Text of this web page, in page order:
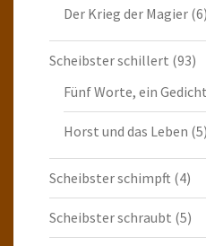
Der Krieg der Magier (6)
Scheibster schillert (93)
Fünf Worte, ein Gedicht
Horst und das Leben (5)
Scheibster schimpft (4)
Scheibster schraubt (5)